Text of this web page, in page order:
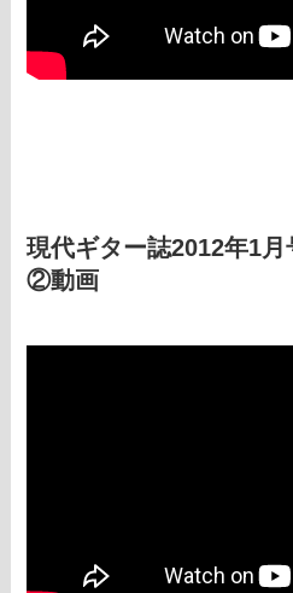
現代ギター誌2012年1
②動画